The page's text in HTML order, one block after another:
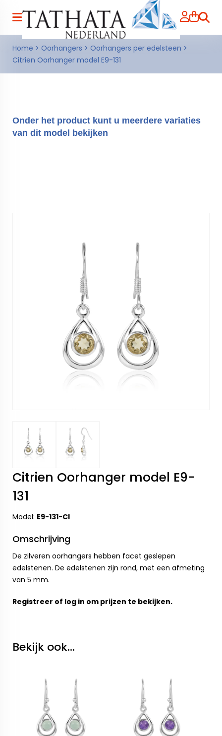
Home > Oorhangers > Oorhangers per edelsteen >
Citrien Oorhanger model E9-131
Onder het product kunt u meerdere variaties
van dit model bekijken
Citrien Oorhanger model E9-
131
Model: E9-131-CI
Omschrijving
De zilveren oorhangers hebben facet geslepen
edelstenen. De edelstenen zijn rond, met een afmeting
van 5 mm.
Registreer of log in om prijzen te bekijken.
Bekijk ook...